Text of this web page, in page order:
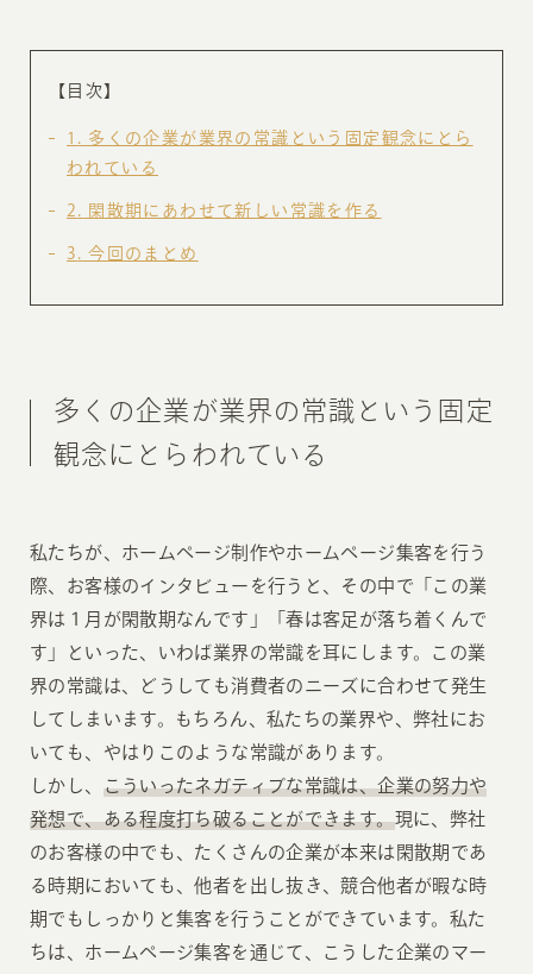
【目次】
1
多くの企業が業界の常識という固定観念にとら
われている
2 閑散期にあわせて新しい常識を作る
3 今回のまとめ
多くの企業が業界の常識という固定
観念にとらわれている
私たちが、ホームページ制作やホームページ集客を行う
際、お客様のインタビューを行うと、その中で「この業
界は１月が閑散期なんです」「春は客足が落ち着くんで
す」といった、いわば業界の常識を耳にします。この業
界の常識は、どうしても消費者のニーズに合わせて発生
してしまいます。もちろん、私たちの業界や、弊社にお
いても、やはりこのような常識があります。
しかし、 こういったネガティブな常識は、企業の努力や
発想で、ある程度打ち破ることができます。現に、弊社
のお客様の中でも、たくさんの企業が本来は閑散期であ
る時期においても、他者を出し抜き、競合他者が暇な時
期でもしっかりと集客を行うことができています。私た
ちは、ホームページ集客を通じて、こうした企業のマー